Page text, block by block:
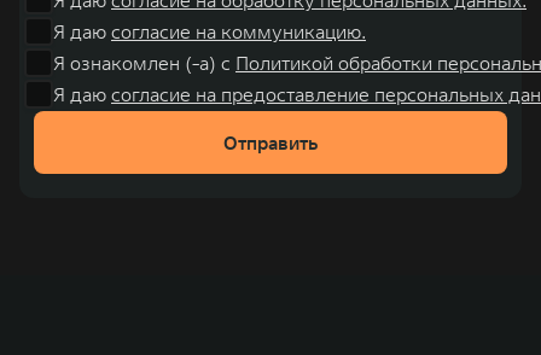
Я даю согласие на коммуникацию.
Я ознакомлен (-а) с Политикой обработки
Я даю согласие на предоставление персональных
Отправить